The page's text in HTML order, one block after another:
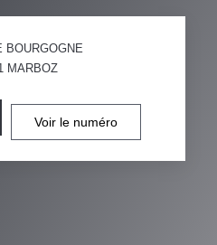
BOURGOGNE
MARBOZ
Voir le numéro